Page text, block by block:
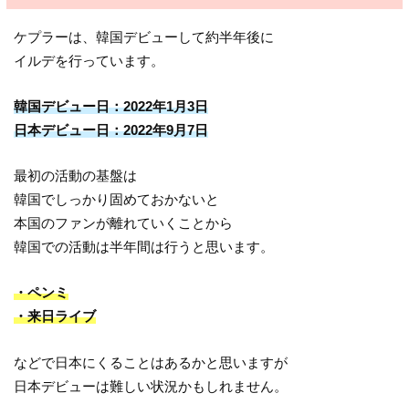
ケプラーは、韓国デビューして約半年後に
イルデを行っています。
韓国デビュー日：2022年1月3日
日本デビュー日：2022年9月7日
最初の活動の基盤は
韓国でしっかり固めておかないと
本国のファンが離れていくことから
韓国での活動は半年間は行うと思います。
・ペンミ
・来日ライブ
などで日本にくることはあるかと思いますが
日本デビューは難しい状況かもしれません。